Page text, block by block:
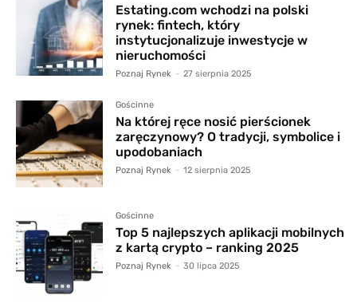
Estating.com wchodzi na polski
rynek: fintech, który
instytucjonalizuje inwestycje w
nieruchomości
Poznaj Rynek - 27 sierpnia 2025
Gościnne
Na której ręce nosić pierścionek
zaręczynowy? O tradycji, symbolice i
upodobaniach
Poznaj Rynek - 12 sierpnia 2025
Gościnne
Top 5 najlepszych aplikacji mobilnych
z kartą crypto – ranking 2025
Poznaj Rynek - 30 lipca 2025